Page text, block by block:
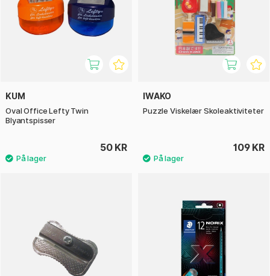
KUM
Oval Office Lefty Twin
Blyantspisser
50 KR
IWAKO
Puzzle Viskelær Skoleaktiviteter
109 KR